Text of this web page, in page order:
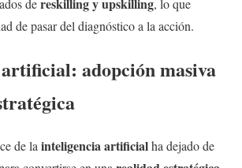
de
, lo que
de pasar del diagnóstico a la acción.
adopción masiva
de la inteligencia artificialha dejado de